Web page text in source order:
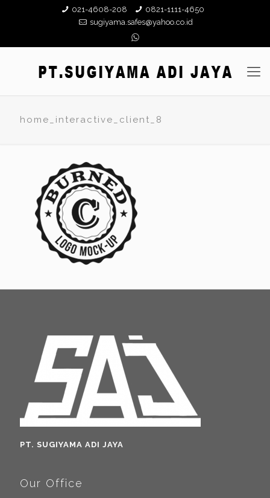
021-4608-208
0821-1111-4650
sugiyama.safes@yahoo.co.id
home_interactive_client_8
PT. SUGIYAMA ADI JAYA
Our Office